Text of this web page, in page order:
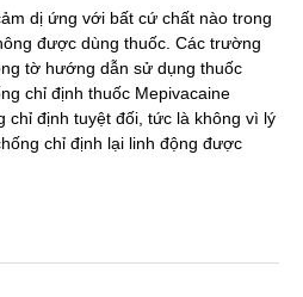
dị ứng với bất cứ chất nào trong
được dùng thuốc. Các trường
tờ hướng dẫn sử dụng thuốc
chỉ định thuốc Mepivacaine
chỉ định tuyệt đối, tức là không vì lý
chỉ định lại linh động được